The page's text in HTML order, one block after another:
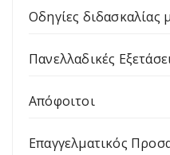
Οδηγίες διδασκαλίας
Πανελλαδικές
Απόφοιτοι
Επαγγελματικός